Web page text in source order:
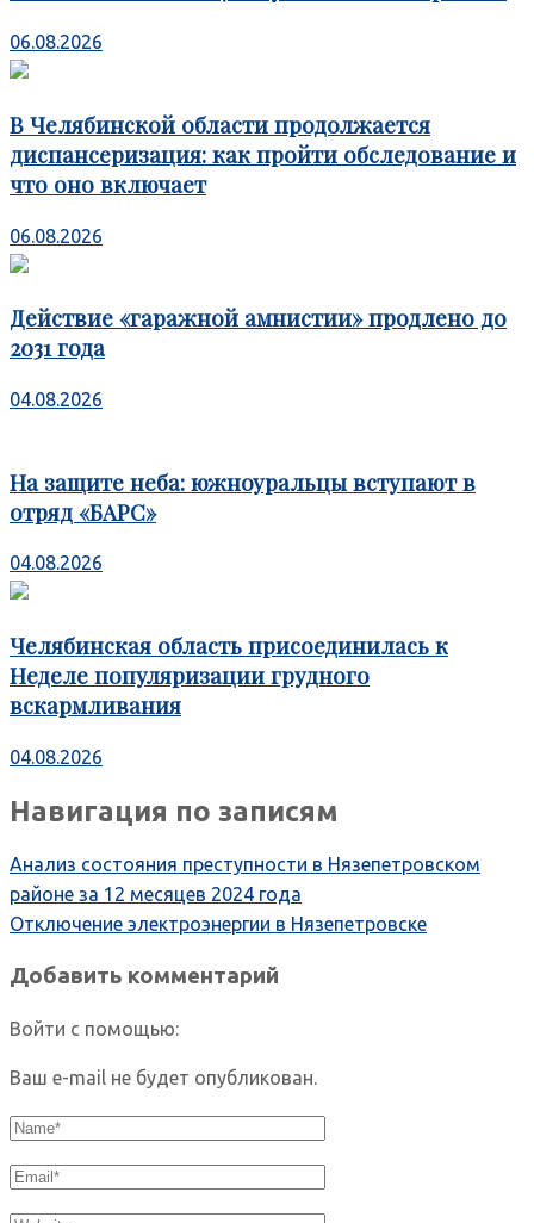
06.08.2026
В Челябинской области продолжается
диспансеризация: как пройти обследование и
что оно включает
06.08.2026
Действие «гаражной амнистии» продлено до
2031 года
04.08.2026
На защите неба: южноуральцы вступают в
отряд «БАРС»
04.08.2026
Челябинская область присоединилась к
Неделе популяризации грудного
вскармливания
04.08.2026
Навигация по записям
Анализ состояния преступности в Нязепетровском
районе за 12 месяцев 2024 года
Отключение электроэнергии в Нязепетровске
Добавить комментарий
Войти с помощью:
Ваш e-mail не будет опубликован.